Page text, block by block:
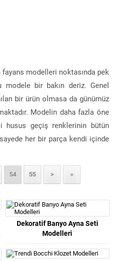
modelleri noktasında pek
bir bakın deriz. Genel
bir ürün olmasa da günümüz
Modelin daha fazla öne
husus geçiş renklerinin bütün
her bir parça kendi içinde
54 55 > »
Dekoratif Banyo Ayna Seti
Modelleri